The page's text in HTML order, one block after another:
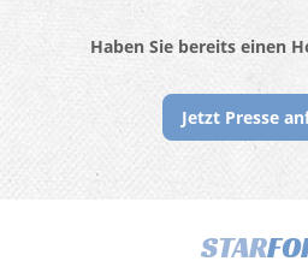
Haben Sie bereits einen
Jetzt Presse
STAR